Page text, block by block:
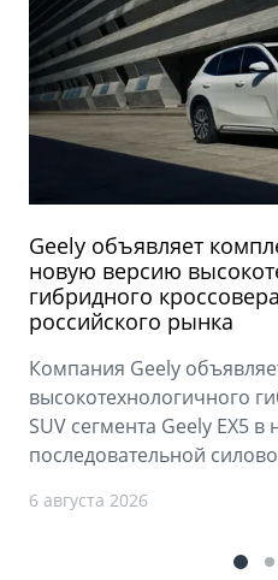
Geely объявляет
новую версию
гибридного
российского рынка
Компания Geely
высокотехнологичного
SUV сегмента Geely EX5
последовательной
6 августа 2026